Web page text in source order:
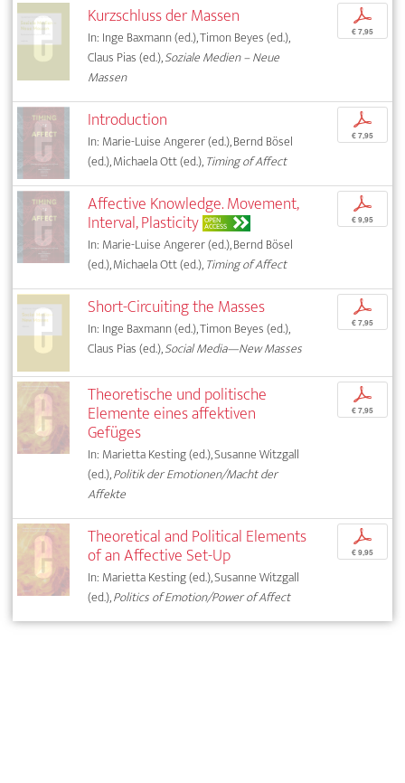
Kurzschluss der Massen
In: Inge Baxmann (ed.), Timon Beyes (ed.),
Claus Pias (ed.),Soziale Medien – Neue
Massen
p
€ 7,95
Introduction
In: Marie-Luise Angerer (ed.), Bernd Bösel
(ed.), Michaela Ott (ed.),Timing of Affect
p
€ 7,95
Affective Knowledge. Movement,
Interval, Plasticity OPEN
ACCESS
In: Marie-Luise Angerer (ed.), Bernd Bösel
(ed.), Michaela Ott (ed.),Timing of Affect
p
€ 9,95
Short-Circuiting the Masses
In: Inge Baxmann (ed.), Timon Beyes (ed.),
Claus Pias (ed.),Social Media—New Masses
p
€ 7,95
Theoretische und politische
Elemente eines affektiven
Gefüges
In: Marietta Kesting (ed.), Susanne Witzgall
(ed.),Politik der Emotionen/Macht der
Affekte
p
€ 7,95
Theoretical and Political Elements
of an Affective Set-Up
In: Marietta Kesting (ed.), Susanne Witzgall
(ed.),Politics of Emotion/Power of Affect
p
€ 9,95